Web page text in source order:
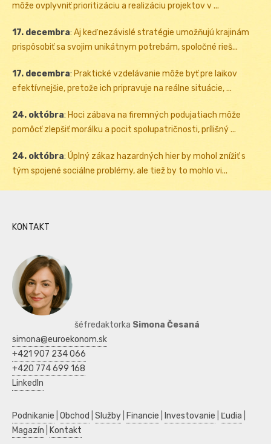
môže ovplyvniť prioritizáciu a realizáciu projektov v ...
17. decembra: Aj keď nezávislé stratégie umožňujú krajinám
prispôsobiť sa svojim unikátnym potrebám, spoločné rieš...
17. decembra: Praktické vzdelávanie môže byť pre laikov
efektívnejšie, pretože ich pripravuje na reálne situácie, ...
24. októbra: Hoci zábava na firemných podujatiach môže
pomôcť zlepšiť morálku a pocit spolupatričnosti, prílišný ...
24. októbra: Úplný zákaz hazardných hier by mohol znížiť s
tým spojené sociálne problémy, ale tiež by to mohlo vi...
KONTAKT
šéfredaktorka Simona Česaná
simona@euroekonom.sk
+421 907 234 066
+420 774 699 168
LinkedIn
Podnikanie Obchod Služby Financie Investovanie Ľudia
Magazín
Kontakt